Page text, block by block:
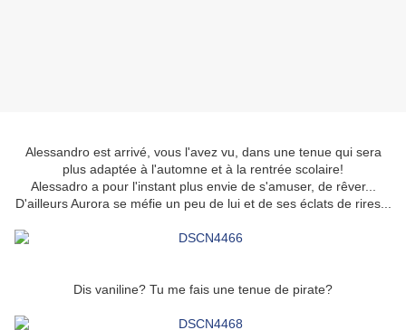
Alessandro est arrivé, vous l'avez vu, dans une tenue qui sera
plus adaptée à l'automne et à la rentrée scolaire!
Alessadro a pour l'instant plus envie de s'amuser, de rêver...
D'ailleurs Aurora se méfie un peu de lui et de ses éclats de rires...
Dis vaniline? Tu me fais une tenue de pirate?